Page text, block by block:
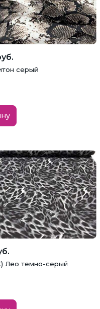
серый
Лео темно-серый